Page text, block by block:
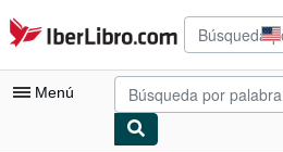
Pasar al contenido principal
IberLibro.com
Menú